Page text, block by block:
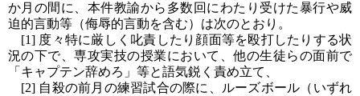
か月の間に、本件教諭から多数回にわたり受けた暴行や威
迫的言動等（侮辱的言動を含む）は次のとおり。
[1] 度々特に厳しく叱責したり顔面等を殴打したりする状
況の下で、専攻実技の授業において、他の生徒らの面前で
「キャプテン辞めろ」等と語気鋭く責め立て、
[2] 自殺の前月の練習試合の際に、ルーズボール（いずれ